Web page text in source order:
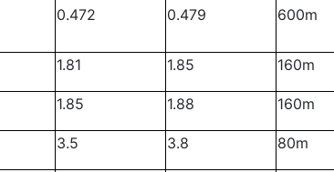
0.472 0.479 600m
1.81 1.85 160m
1.85 1.88 160m
3.5 3.8 80m